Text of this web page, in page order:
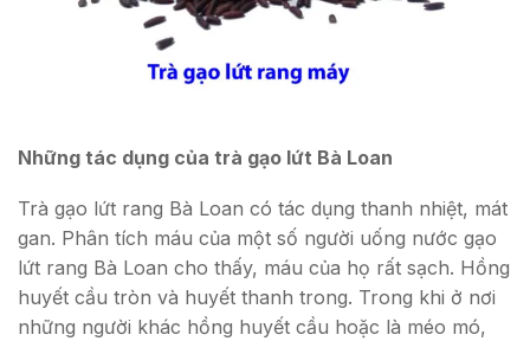
Những tác dụng của trà gạo lứt Bà Loan
Trà gạo lứt rang Bà Loan có tác dụng thanh nhiệt, mát
gan. Phân tích máu của một số người uống nước gạo
lứt rang Bà Loan cho thấy, máu của họ rất sạch. Hồng
huyết cầu tròn và huyết thanh trong. Trong khi ở nơi
những người khác hồng huyết cầu hoặc là méo mó,